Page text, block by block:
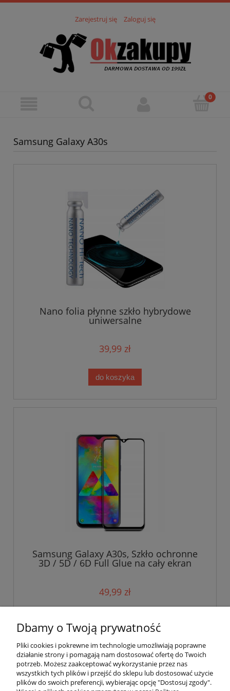
Zarejestruj się Zaloguj się
Samsung Galaxy A30s
Nano folia płynne szkło hybrydowe
uniwersalne
39,99 zł
do koszyka
Samsung Galaxy A30s, Szkło ochronne
3D / 5D / 6D Full Glue na cały ekran
49,99 zł
Pomoc
Dbamy o Twoją prywatność
Pliki cookies i pokrewne im technologie umożliwiają poprawne
działanie strony i pomagają nam dostosować ofertę do Twoich
potrzeb. Możesz zaakceptować wykorzystanie przez nas
wszystkich tych plików i przejść do sklepu lub dostosować użycie
plików do swoich preferencji, wybierając opcję "Dostosuj zgody".